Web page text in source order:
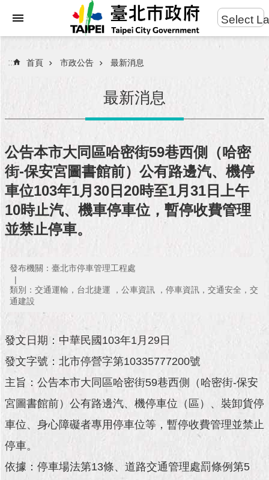
進
搜
民
服
務
市
府
團
隊
市
政
公
施
願
景
及
成
市
政
資
Select
::: 首頁 市政公告 最新消息
最新消息
公告本市大同區哈密街59巷西側（哈密
街-保安宮圖書館前）公有路邊汽、機停
車位103年1月30日20時至1月31日上午
10時止汽、機車停車位，暫停收費管理
並禁止停車。
發布機關：臺北市停車管理工程處
類別：交通運輸，台北捷運 ，公車資訊 ，停車資訊，交通安全，交
通建設
發文日期：中華民國103年1月29日
發文字號：北市停營字第10335777200號
主旨：公告本市大同區哈密街59巷西側（哈密街-保安
宮圖書館前）公有路邊汽、機停車位（區）、裝卸貨停
車位、身心障礙者專用停車位等，暫停收費管理並禁止
停車。
依據：停車場法第13條、道路交通管理處罰條例第5